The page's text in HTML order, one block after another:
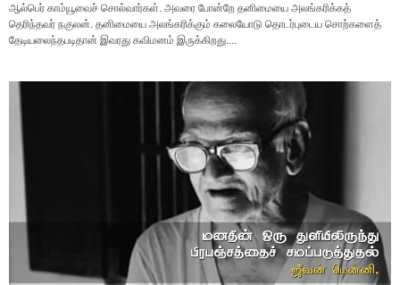
ஆல்பெர் காம்யூவைச் சொல்வார்கள். அவரை போன்றே தனிமையை அலங்கரிக்கத்
தெரிந்தவர் நகுலன். தனிமையை அலங்கரிக்கும் கலையோடு தொடர்புடைய சொற்களைத்
தேடியலைந்தபடிதான் இவரது கவிமனம் இருக்கிறது....